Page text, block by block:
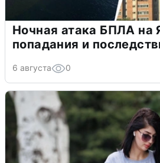
Ночная атака БПЛА на
попадания и
6 августа 0